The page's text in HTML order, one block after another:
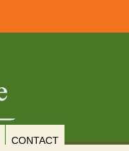
CONTACT